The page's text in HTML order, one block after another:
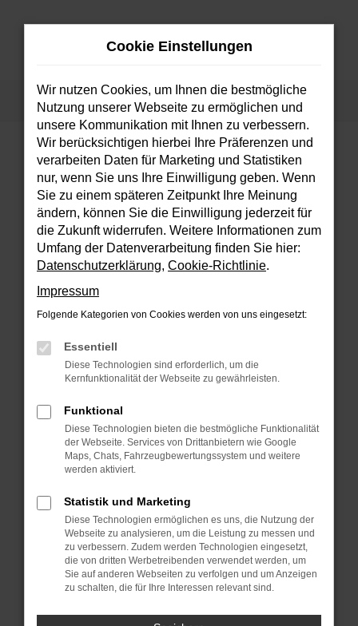
Zum
Startseite Fahrzeugsuche
FEHLER: NETWORK ERROR
Beim Laden ist ein Fehler aufgetreten.
Hier sind ein paar Tipps, die dir helfen können:
Überprüfe deine Firewall und deine
Internetverbindung.
Laden andere Webseiten, zum Beispiel
deine Suchmaschine?
Prüfe deine Browsererweiterungen.
Manche Erweiterungen, wie Werbeblocker,
können das Laden bestimmter Seiten
anderen Browser oder in einem privaten
Fenster?
Starte dein Gerät neu.
vorübergehende Probleme zu beheben.
Stelle sicher, dass dein Browser und dein
Betriebssystem auf dem neuesten Stand
sind.
Veraltete Software birgt nicht nur ein
führen, dass bestimmte Funktionen nicht
Cookie Einstellungen
Wir nutzen Cookies, um Ihnen die bestmögliche
Nutzung unserer Webseite zu ermöglichen und
unsere Kommunikation mit Ihnen zu verbessern.
Wir berücksichtigen hierbei Ihre Präferenzen und
verarbeiten Daten für Marketing und Statistiken
nur, wenn Sie uns Ihre Einwilligung geben. Wenn
Sie zu einem späteren Zeitpunkt Ihre Meinung
ändern, können Sie die Einwilligung jederzeit für
die Zukunft widerrufen. Weitere Informationen zum
Umfang der Datenverarbeitung finden Sie hier:
Datenschutzerklärung, Cookie-Richtlinie.
Impressum
Folgende Kategorien von Cookies werden von uns eingesetzt:
Essentiell
Diese Technologien sind erforderlich, um die
Kernfunktionalität der Webseite zu gewährleisten.
Funktional
Diese Technologien bieten die bestmögliche Funktionalität
der Webseite. Services von Drittanbietern wie Google
Maps, Chats, Fahrzeugbewertungssystem und weitere
werden aktiviert.
Statistik und Marketing
Diese Technologien ermöglichen es uns, die Nutzung der
Webseite zu analysieren, um die Leistung zu messen und
zu verbessern. Zudem werden Technologien eingesetzt,
die von dritten Werbetreibenden verwendet werden, um
Sie auf anderen Webseiten zu verfolgen und um Anzeigen
zu schalten, die für Ihre Interessen relevant sind.